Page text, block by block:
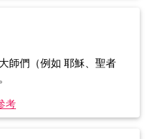
師們（例如 耶穌、聖者
考